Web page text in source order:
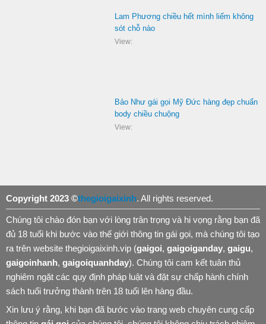
Lam Phương chiều hết mình liếm không
sót chỗ nào
View:
Bảo Như gái gọi Mỹ Đức hàng đẹp chuẩn
body chiều chuộng
View:
Copyright 2023 ©thegioigaixinh. All rights reserved.
Chúng tôi chào đón bạn với lòng trân trọng và hi vọng rằng bạn đã
đủ 18 tuổi khi bước vào thế giới thông tin gái gọi, mà chúng tôi tạo
ra trên website thegioigaixinh.vip (gaigoi, gaigoiganday, gaigu,
gaigoinhanh, gaigoiquanhday). Chúng tôi cam kết tuân thủ
nghiêm ngặt các quy định pháp luật và đặt sự chấp hành chính
sách tuổi trưởng thành trên 18 tuổi lên hàng đầu.
Xin lưu ý rằng, khi bạn đã bước vào trang web chuyên cung cấp